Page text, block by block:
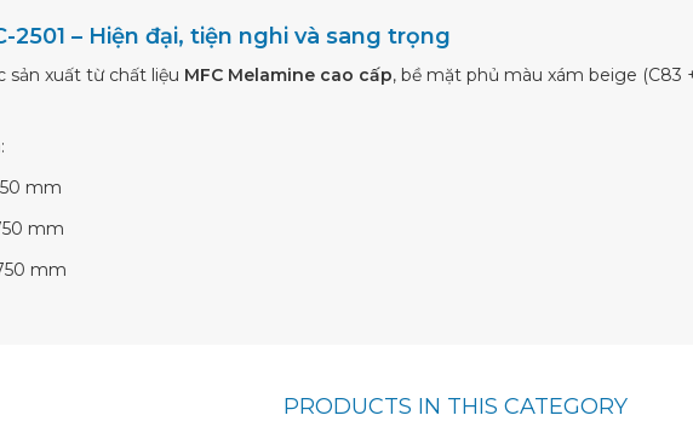
2501 – Hiện đại, tiện nghi và sang trọng
sản xuất từ chất liệu MFC Melamine cao cấp, bề mặt phủ màu xám beige (C83
:
mm
mm
mm
PRODUCTS IN THIS CATEGORY